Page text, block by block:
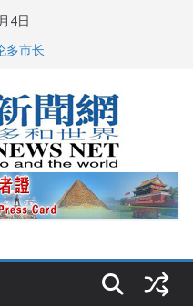
4日
会暨沉香文化艺术展开幕盛
比赛颁奖典礼多伦多举行
与市民分享竞选理念
名华人候选人宣布角逐